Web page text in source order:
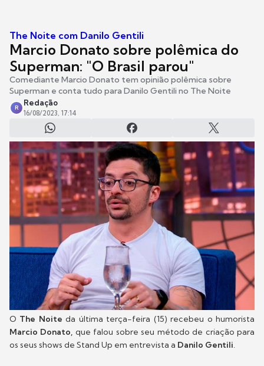
The Noite com Danilo Gentili
Marcio Donato sobre polêmica do
Superman: "O Brasil parou"
Comediante Marcio Donato tem opinião polêmica sobre
Superman e conta tudo para Danilo Gentili no The Noite
R
Redação
16/08/2023, 17:14
O The Noite da última terça-feira (15) recebeu o humorista
Marcio Donato, que falou sobre seu método de criação para
os seus shows de Stand Up em entrevista a Danilo Gentili.